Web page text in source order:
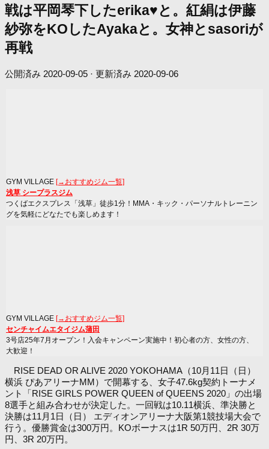
戦は平岡琴下したerika♥と。紅絹は伊藤
紗弥をKOしたAyakaと。女神とsasoriが
再戦
公開済み 2020-09-05 · 更新済み 2020-09-06
GYM VILLAGE [→おすすめジム一覧]
浅草 シープラスジム
つくばエクスプレス「浅草」徒歩1分！MMA・キック・パーソナルトレーニン
グを気軽にどなたでも楽しめます！
GYM VILLAGE [→おすすめジム一覧]
センチャイムエタイジム蒲田
3号店25年7月オープン！入会キャンペーン実施中！初心者の方、女性の方、
大歓迎！
RISE DEAD OR ALIVE 2020 YOKOHAMA（10月11日（日）
横浜 ぴあアリーナMM）で開幕する、女子47.6kg契約トーナメ
ント「RISE GIRLS POWER QUEEN of QUEENS 2020」の出場
8選手と組み合わせが決定した。一回戦は10.11横浜、準決勝と
決勝は11月1日（日） エディオンアリーナ大阪第1競技場大会で
行う。優勝賞金は300万円。KOボーナスは1R 50万円、2R 30万
円、3R 20万円。